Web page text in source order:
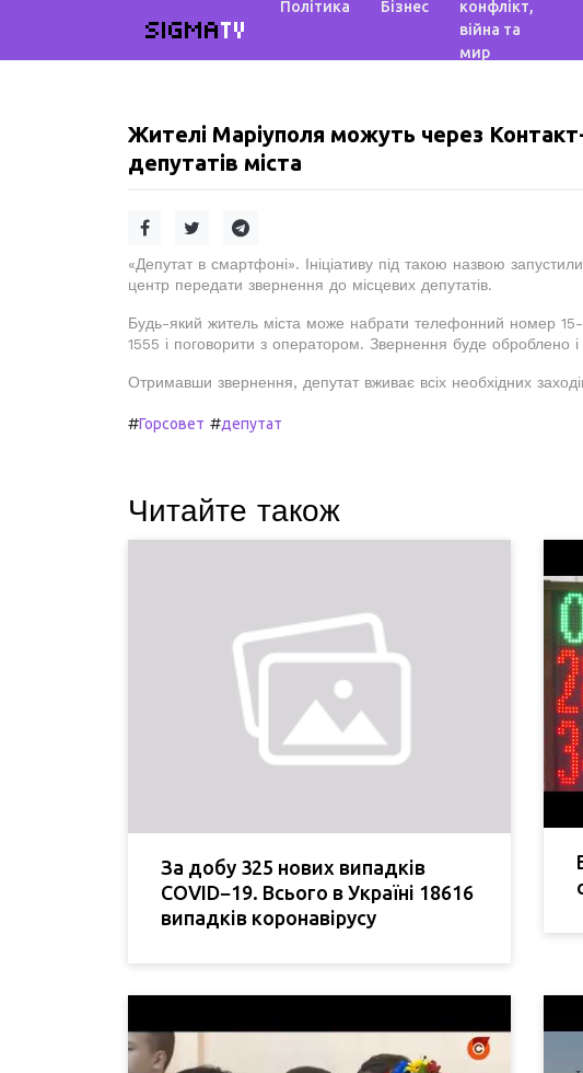
SIGMATV
Політика Бізнес
конфлікт,
війна та
мир
Жителі Маріуполя можуть через
депутатів міста
«Депутат в смартфоні». Ініціативу під такою назвою
центр передати звернення до місцевих депутатів.
Будь-який житель міста може набрати телефонний номер
1555 і поговорити з оператором. Звернення буде оброблено
Отримавши звернення, депутат вживає всіх необхідних
#Горсовет #депутат
Читайте також
За добу 325 нових випадків
COVID−19. Всього в Україні 18616
випадків коронавірусу